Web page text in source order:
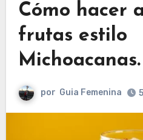
Cómo hacer
frutas estilo
Michoacanas.
por Guia Femenina